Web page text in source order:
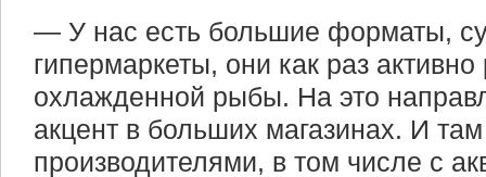
— У нас есть большие форматы,
гипермаркеты, они как раз активно
охлажденной рыбы. На это
акцент в больших магазинах. И
производителями, в том числе с